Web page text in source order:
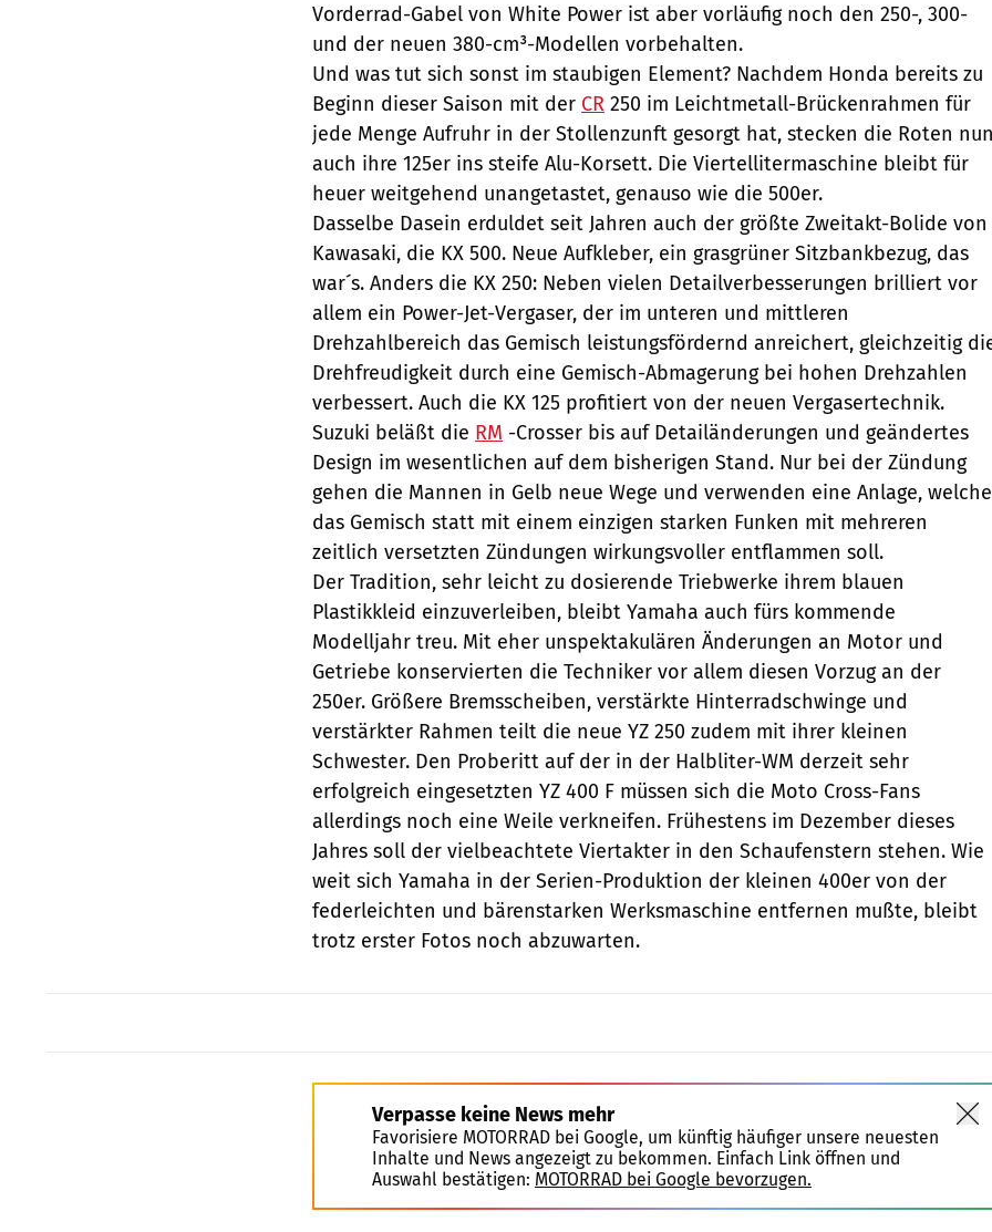
Vorderrad-Gabel von White Power ist aber vorläufig noch den 250-, 300-
und der neuen 380-cm³-Modellen vorbehalten.
Und was tut sich sonst im staubigen Element? Nachdem Honda bereits zu
Beginn dieser Saison mit der CR 250 im Leichtmetall-Brückenrahmen für
jede Menge Aufruhr in der Stollenzunft gesorgt hat, stecken die Roten
auch ihre 125er ins steife Alu-Korsett. Die Viertellitermaschine bleibt für
heuer weitgehend unangetastet, genauso wie die 500er.
Dasselbe Dasein erduldet seit Jahren auch der größte Zweitakt-Bolide von
Kawasaki, die KX 500. Neue Aufkleber, ein grasgrüner Sitzbankbezug, das
war´s. Anders die KX 250: Neben vielen Detailverbesserungen brilliert vor
allem ein Power-Jet-Vergaser, der im unteren und mittleren
Drehzahlbereich das Gemisch leistungsfördernd anreichert, gleichzeitig
Drehfreudigkeit durch eine Gemisch-Abmagerung bei hohen Drehzahlen
verbessert. Auch die KX 125 profitiert von der neuen Vergasertechnik.
Suzuki beläßt die RM -Crosser bis auf Detailänderungen und geändertes
Design im wesentlichen auf dem bisherigen Stand. Nur bei der Zündung
gehen die Mannen in Gelb neue Wege und verwenden eine Anlage, welche
das Gemisch statt mit einem einzigen starken Funken mit mehreren
zeitlich versetzten Zündungen wirkungsvoller entflammen soll.
Der Tradition, sehr leicht zu dosierende Triebwerke ihrem blauen
Plastikkleid einzuverleiben, bleibt Yamaha auch fürs kommende
Modelljahr treu. Mit eher unspektakulären Änderungen an Motor und
Getriebe konservierten die Techniker vor allem diesen Vorzug an der
250er. Größere Bremsscheiben, verstärkte Hinterradschwinge und
verstärkter Rahmen teilt die neue YZ 250 zudem mit ihrer kleinen
Schwester. Den Proberitt auf der in der Halbliter-WM derzeit sehr
erfolgreich eingesetzten YZ 400 F müssen sich die Moto Cross-Fans
allerdings noch eine Weile verkneifen. Frühestens im Dezember dieses
Jahres soll der vielbeachtete Viertakter in den Schaufenstern stehen. Wie
weit sich Yamaha in der Serien-Produktion der kleinen 400er von der
federleichten und bärenstarken Werksmaschine entfernen mußte, bleibt
trotz erster Fotos noch abzuwarten.
Verpasse keine News mehr
Favorisiere MOTORRAD bei Google, um künftig häufiger unsere neuesten
Inhalte und News angezeigt zu bekommen. Einfach Link öffnen und
Auswahl bestätigen: MOTORRAD bei Google bevorzugen.